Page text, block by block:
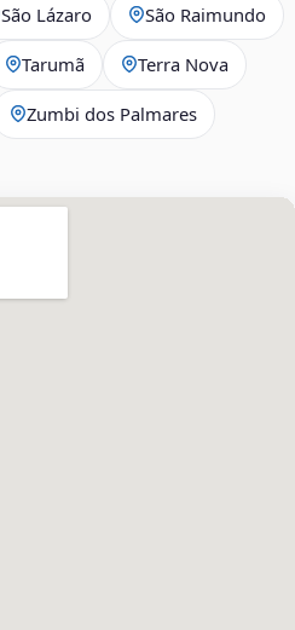
São Lázaro São Raimundo
Tarumã Terra Nova
Zumbi dos Palmares